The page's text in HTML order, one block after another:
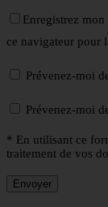
Enregistrez
ce navigateur pour
Prévenez-moi
Prévenez-moi
* En utilisant ce
traitement de vos